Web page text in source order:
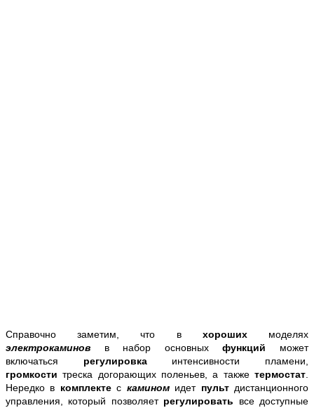
Справочно заметим, что в хороших моделях
электрокаминов в набор основныхфункций может
включаться регулировка интенсивности пламени,
громкоститреска догорающих поленьев, а такжетермостат.
Нередко в комплектес камином идет пультдистанционного
управления, который позволяет регулировать все доступные